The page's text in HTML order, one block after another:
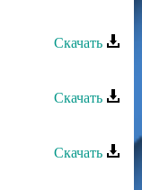
Скачать
Скачать
Скачать